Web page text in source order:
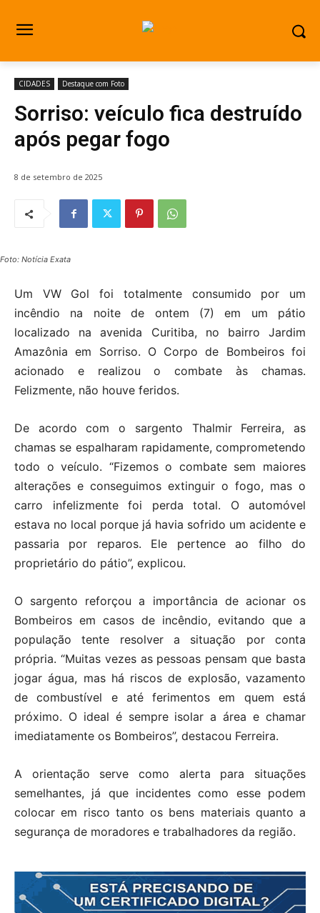
CIDADES Destaque com Foto
Sorriso: veículo fica destruído
após pegar fogo
8 de setembro de 2025
Foto: Notícia Exata
Um VW Gol foi totalmente consumido por um
incêndio na noite de ontem (7) em um pátio
localizado na avenida Curitiba, no bairro Jardim
Amazônia em Sorriso. O Corpo de Bombeiros foi
acionado e realizou o combate às chamas.
Felizmente, não houve feridos.
De acordo com o sargento Thalmir Ferreira, as
chamas se espalharam rapidamente, comprometendo
todo o veículo. “Fizemos o combate sem maiores
alterações e conseguimos extinguir o fogo, mas o
carro infelizmente foi perda total. O automóvel
estava no local porque já havia sofrido um acidente e
passaria por reparos. Ele pertence ao filho do
proprietário do pátio”, explicou.
O sargento reforçou a importância de acionar os
Bombeiros em casos de incêndio, evitando que a
população tente resolver a situação por conta
própria. “Muitas vezes as pessoas pensam que basta
jogar água, mas há riscos de explosão, vazamento
de combustível e até ferimentos em quem está
próximo. O ideal é sempre isolar a área e chamar
imediatamente os Bombeiros”, destacou Ferreira.
A orientação serve como alerta para situações
semelhantes, já que incidentes como esse podem
colocar em risco tanto os bens materiais quanto a
segurança de moradores e trabalhadores da região.